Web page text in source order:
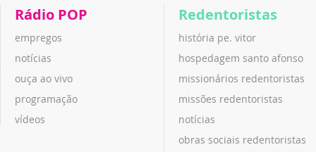
Rádio POP
empregos
notícias
ouça ao vivo
programação
vídeos
Redentoristas
história pe. vitor
hospedagem santo afonso
missionários redentoristas
missões redentoristas
notícias
obras sociais redentoristas